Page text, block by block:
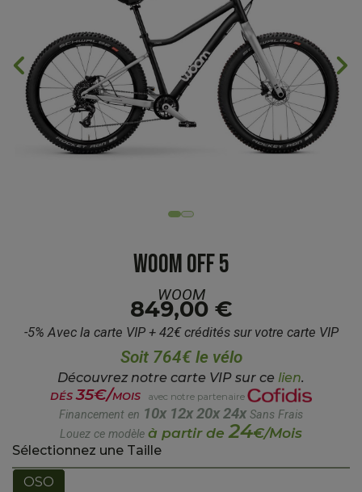
chevron_backward chevron_forward
WOOM OFF 5
WOOM
849,00 €
-5% Avec la carte VIP + 42€ crédités sur votre carte VIP
Soit 764€ le vélo
Découvrez notre carte VIP sur ce lien.
DÉS35€/MOIS avec notre partenaire
Financement en 10x 12x20x24x Sans Frais
Louez ce modèle à partir de 24€/Mois
Sélectionnez une Taille
OSO